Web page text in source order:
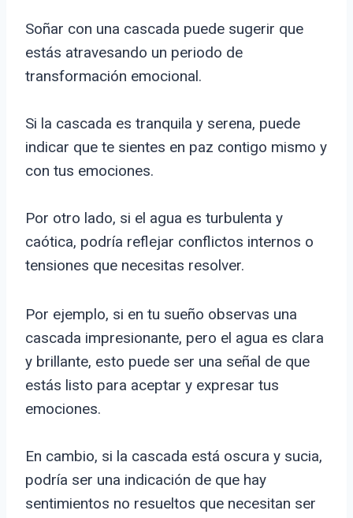
Soñar con una cascada puede sugerir que
estás atravesando un periodo de
transformación emocional.
Si la cascada es tranquila y serena, puede
indicar que te sientes en paz contigo mismo y
con tus emociones.
Por otro lado, si el agua es turbulenta y
caótica, podría reflejar conflictos internos o
tensiones que necesitas resolver.
Por ejemplo, si en tu sueño observas una
cascada impresionante, pero el agua es clara
y brillante, esto puede ser una señal de que
estás listo para aceptar y expresar tus
emociones.
En cambio, si la cascada está oscura y sucia,
podría ser una indicación de que hay
sentimientos no resueltos que necesitan ser